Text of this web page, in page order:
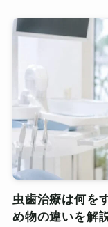
虫歯治療は何を
め物の違いを解